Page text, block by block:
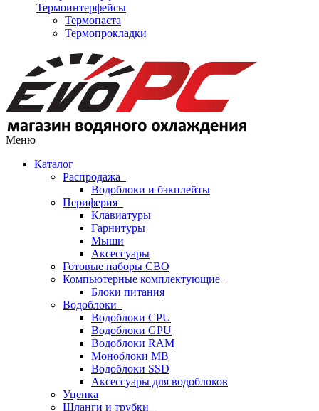
Термоинтерфейсы
Термопаста
Термопрокладки
Меню
Каталог
Распродажа
Водоблоки и бэкплейты
Периферия
Клавиатуры
Гарнитуры
Мыши
Аксессуары
Готовые наборы СВО
Компьютерные комплектующие
Блоки питания
Водоблоки
Водоблоки CPU
Водоблоки GPU
Водоблоки RAM
Моноблоки MB
Водоблоки SSD
Аксессуары для водоблоков
Уценка
Шланги и трубки